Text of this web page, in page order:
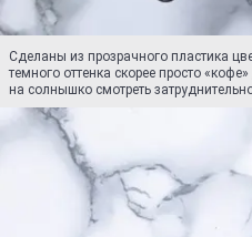
Сделаны из прозрачного пластика
темного оттенка скорее просто
на солнышко смотреть